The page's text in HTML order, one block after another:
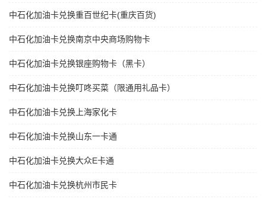
中石化加油卡兑换重百世纪卡(重庆百货)
中石化加油卡兑换南京中央商场购物卡
中石化加油卡兑换银座购物卡（黑卡）
中石化加油卡兑换叮咚买菜（限通用礼品卡）
中石化加油卡兑换上海家化卡
中石化加油卡兑换山东一卡通
中石化加油卡兑换大众E卡通
中石化加油卡兑换杭州市民卡